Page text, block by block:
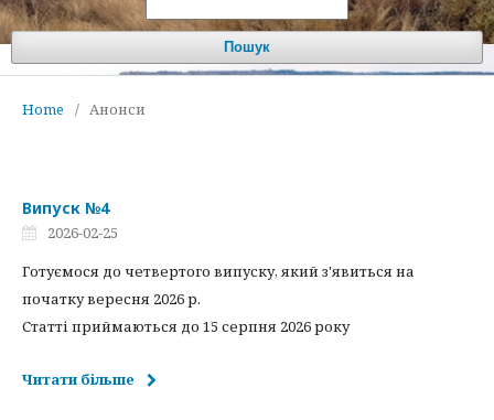
Пошук
Home / Анонси
Випуск №4
2026-02-25
Готуємося до четвертого випуску, який з'явиться на
початку вересня 2026 р.
Статті приймаються до 15 серпня 2026 року
Читати більше